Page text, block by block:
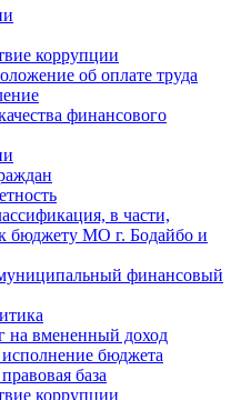
коррупции
об оплате труда
финансового
в части,
бюджету МО г. Бодайбо и
финансовый
на вмененный доход
исполнение бюджета
база
коррупции